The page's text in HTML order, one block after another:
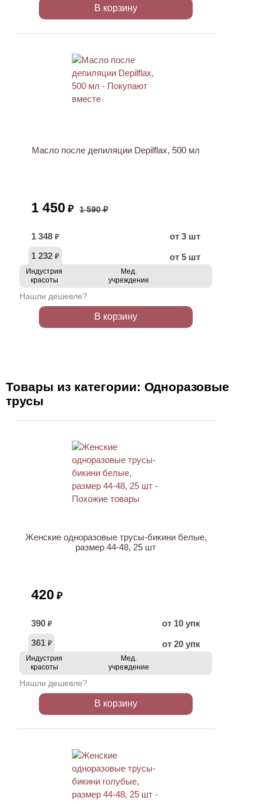
В корзину
Масло после депиляции Depilflax, 500 мл
1 450 ₽ 1 590 ₽
1 348 ₽
от 3 шт
1 232 ₽ от 5 шт
Индустрия
красоты
Мед.
учреждение
Нашли дешевле?
В корзину
Товары из категории: Одноразовые
трусы
Женские одноразовые трусы-бикини белые,
размер 44-48, 25 шт
420 ₽
390 ₽
от 10 упк
361 ₽ от 20 упк
Индустрия
красоты
Мед.
учреждение
Нашли дешевле?
В корзину